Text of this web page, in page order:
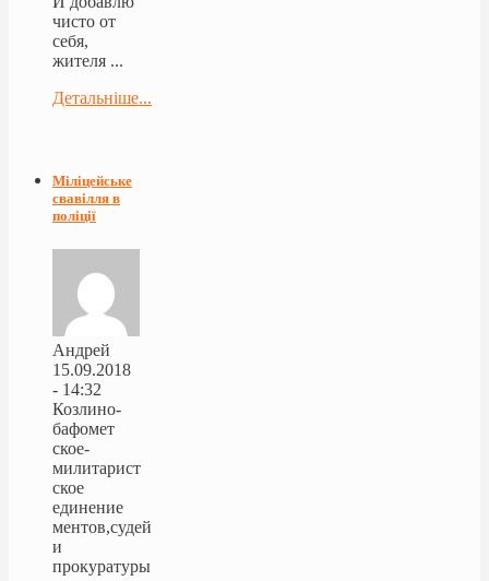
чисто от
себя,
жителя ...
Детальніше...
Міліцейське
свавілля в
поліції
Андрей
15.09.2018
- 14:32
Козлино-
бафомет
ское-
милитарист
ское
единение
ментов,судей
и
прокуратуры